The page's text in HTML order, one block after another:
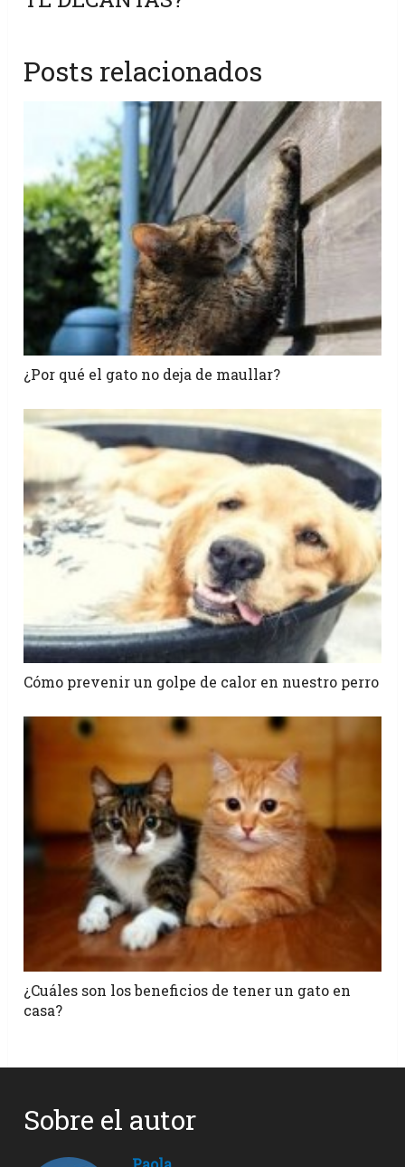
Posts relacionados
¿Por qué el gato no deja de maullar?
Cómo prevenir un golpe de calor en nuestro perro
¿Cuáles son los beneficios de tener un gato en
casa?
Sobre el autor